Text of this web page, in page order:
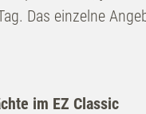
Das einzelne
im EZ Classic